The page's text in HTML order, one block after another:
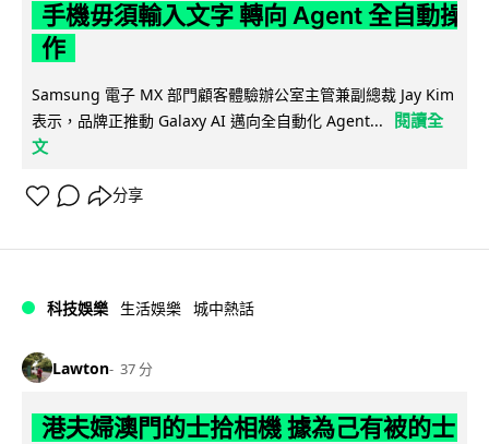
手機毋須輸入文字 轉向 Agent 全自動操
作
Samsung 電子 MX 部門顧客體驗辦公室主管兼副總裁 Jay Kim
表示，品牌正推動 Galaxy AI 邁向全自動化 Agent...
閱讀全
文
分享
科技娛樂 生活娛樂 城中熱話
Lawton 37 分
港夫婦澳門的士拾相機 據為己有被的士